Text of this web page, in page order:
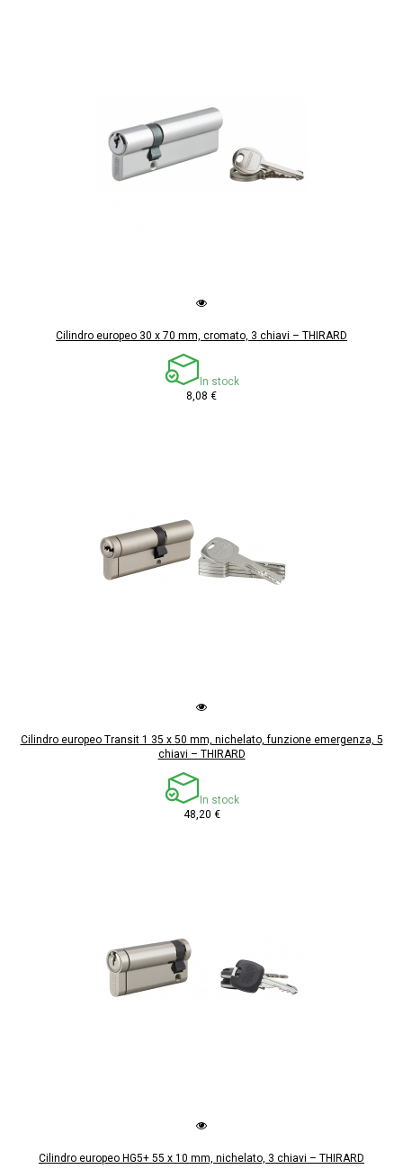
Cilindro europeo 30 x 70 mm, cromato, 3 chiavi – THIRARD
In stock
8,08 €
Cilindro europeo Transit 1 35 x 50 mm, nichelato, funzione emergenza, 5
chiavi – THIRARD
In stock
48,20 €
Cilindro europeo HG5+ 55 x 10 mm, nichelato, 3 chiavi – THIRARD